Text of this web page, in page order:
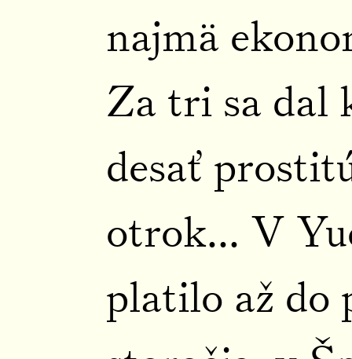
najmä
Za tri sa dal
desať
otrok... V
platilo až do